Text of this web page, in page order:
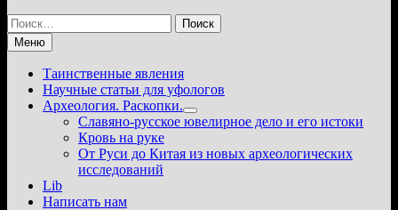
Найти:
Меню
Таинственные явления
Научные статьи для уфологов
Археология. Раскопки.
Показать
подменю
Славяно-русское ювелирное дело и его истоки
Кровь на руке
От Руси до Китая из новых археологических
исследований
Lib
Написать нам